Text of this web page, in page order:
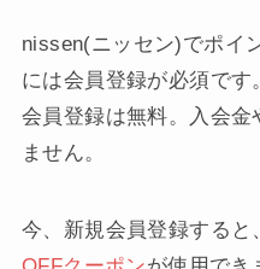
nissen(ニッセン)でポイ
には会員登録が必須です
会員登録は無料。入会金
ません。
今、新規会員登録すると